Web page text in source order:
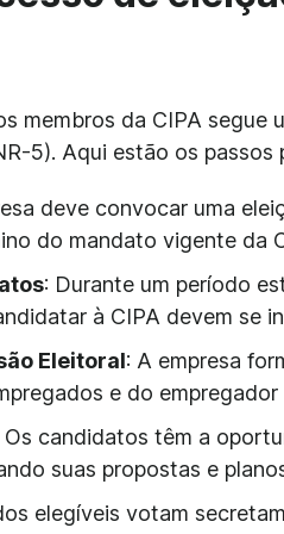
membros da CIPA segue
5). Aqui estão os passos
deve convocar uma
do mandato vigente da
: Durante um período
à CIPA devem se
Eleitoral: A empresa
e do
Os candidatos têm a
suas propostas e
elegíveis votam